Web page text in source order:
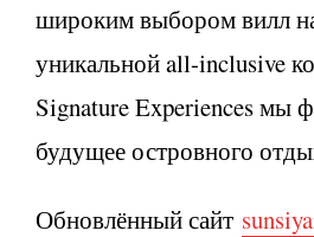
широким выбором вилл
уникальной all-inclusive
Signature Experiences мы
будущее островного
Обновлённый сайт